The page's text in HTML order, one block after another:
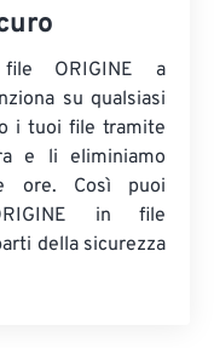
ORIGINE a
su qualsiasi
i tuoi file tramite
e li eliminiamo
ore. Così puoi
in file
della sicurezza